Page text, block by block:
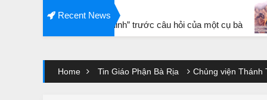
Recent News
sĩ “lặng thinh” trước câu hỏi của một cụ bà
SUY
GIÁO
Home Tin Giáo Phận Bà Rịa Chủng viện Thánh
Youtube Video Embed